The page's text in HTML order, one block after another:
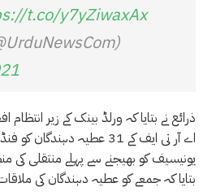
t.co/y7yZiwaxAx
ذرائع نے بتایا کہ ورلڈ بینک کے زیر
اے آر تی ایف کے 31 عطیہ
یونیسیف کو بھیجنے سے پہلے منتقلی کی
بتایا کہ جمعے کو عطیہ دہندگان کی